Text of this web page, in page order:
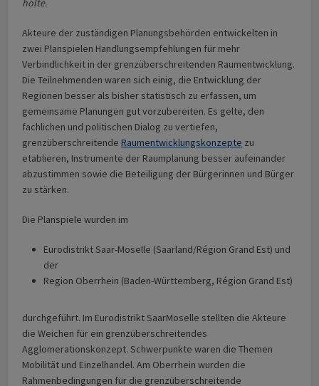
holte.
Akteure der zuständigen Planungsbehörden entwickelten in
zwei Planspielen Handlungsempfehlungen für mehr
Verbindlichkeit in der grenzüberschreitenden Raumentwicklung.
Die Teilnehmenden waren sich einig, die Entwicklung der
Regionen besser als bisher statistisch zu erfassen, um
gemeinsame Planungen gut vorzubereiten. Es gelte, den
fachlichen und politischen Dialog zu vertiefen,
grenzüberschreitendeRaumentwicklungskonzepte zu
etablieren, Instrumente der Raumplanung besser aufeinander
abzustimmen sowie die Beteiligung der Bürgerinnen und Bürger
zu stärken.
Die Planspiele wurden im
Eurodistrikt Saar-Moselle (Saarland/Région Grand Est) und
der
Region Oberrhein (Baden-Württemberg, Région Grand Est)
durchgeführt. Im Eurodistrikt SaarMoselle stellten die Akteure
die Weichen für ein grenzüberschreitendes
Agglomerationskonzept. Schwerpunkte waren die Themen
Mobilität und Einzelhandel. Am Oberrhein wurden die
Rahmenbedingungen für die grenzüberschreitende